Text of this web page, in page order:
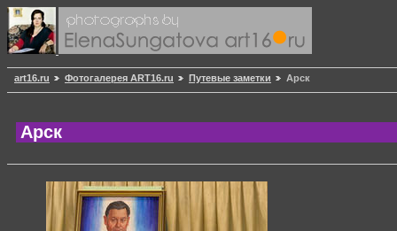
art16.ru Фотогалерея ART16.ru Путевые заметки Арск
Арск